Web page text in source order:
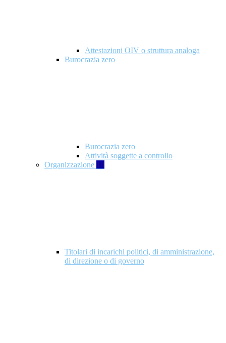
Attestazioni OIV o struttura analoga
Burocrazia zero
Burocrazia zero
Attività soggette a controllo
Organizzazione 10
Titolari di incarichi politici, di amministrazione,
di direzione o di governo